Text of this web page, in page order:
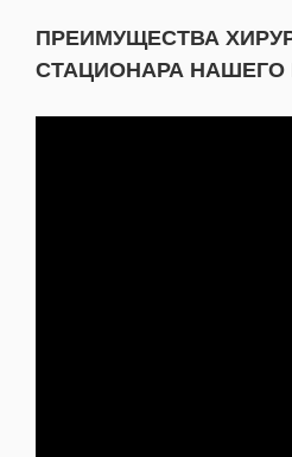
ПРЕИМУЩЕСТВА
СТАЦИОНАРА НАШЕГО